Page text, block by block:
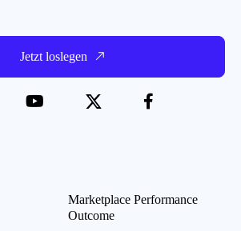
Jetzt loslegen
Marketplace Performance
Outcome